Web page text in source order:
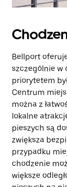
Bellport
szczególnie w
priorytetem
Centrum
można z
lokalne
pieszych są
zwiększa
przypadku
chodzenie
większe